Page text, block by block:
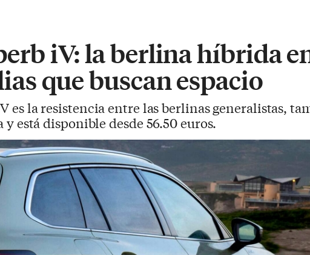
iV: la berlina híbrida
que buscan espacio
es la resistencia entre las berlinas generalistas,
está disponible desde 56.50 euros.